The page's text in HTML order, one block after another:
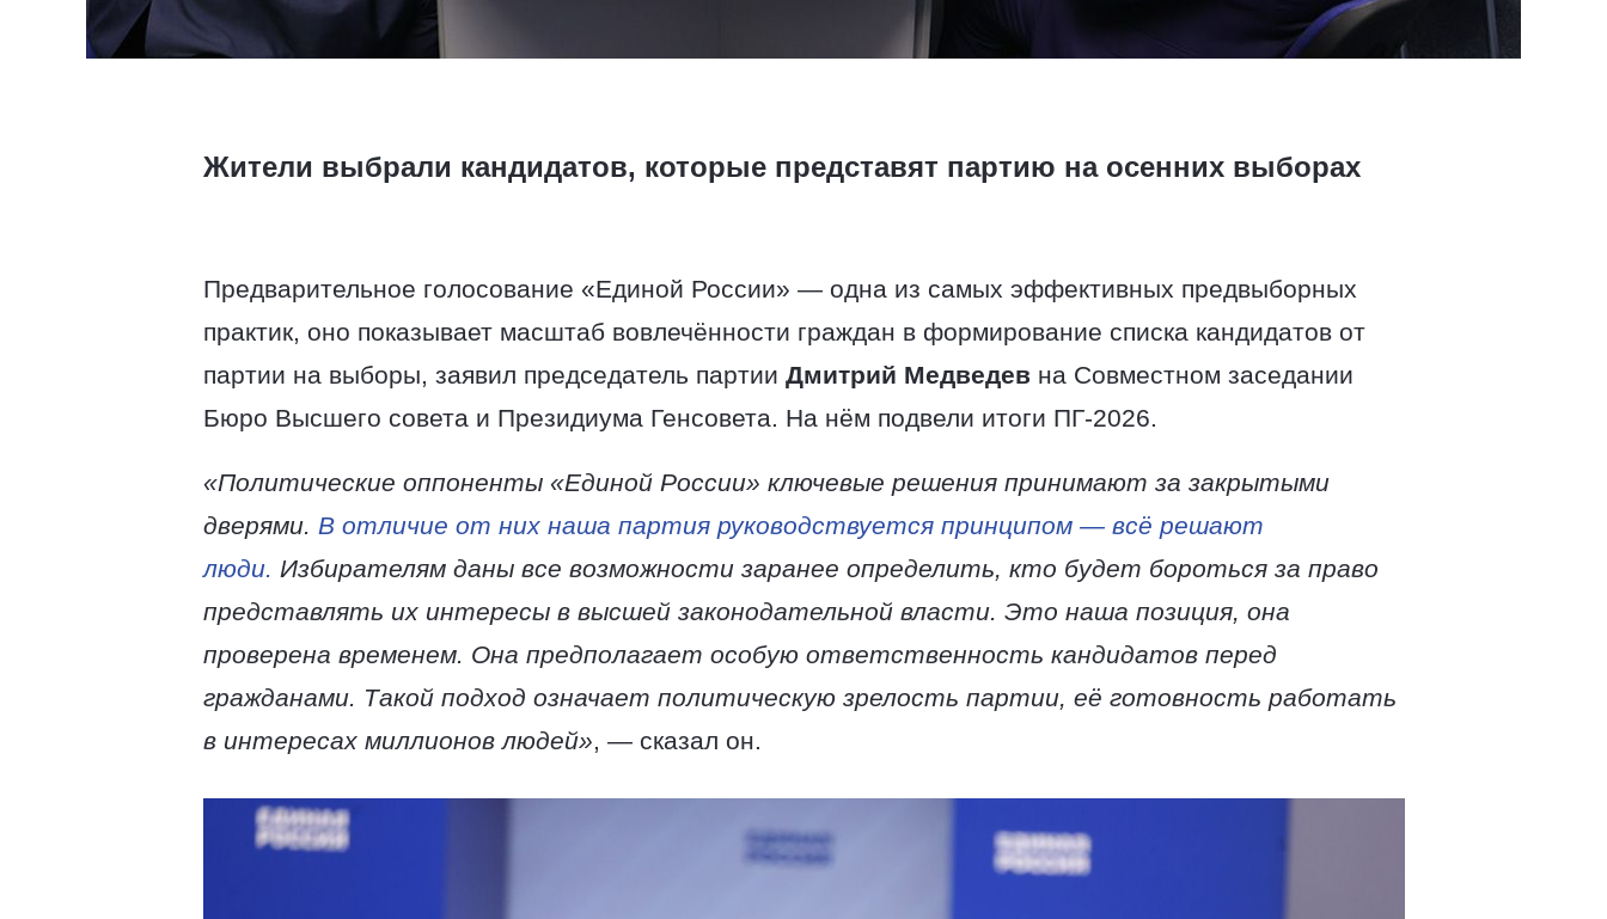
Жители выбрали кандидатов, которые представят партию на осенних выборах
Предварительное голосование «Единой России» — одна из самых эффективных предвыборных
практик, оно показывает масштаб вовлечённости граждан в формирование списка кандидатов от
партии на выборы, заявил председатель партии Дмитрий Медведев на Совместном заседании
Бюро Высшего совета и Президиума Генсовета. На нём подвели итоги ПГ-2026.
«Политические оппоненты «Единой России» ключевые решения принимают за закрытыми
дверями. В отличие от них наша партия руководствуется принципом — всё решают
люди. Избирателям даны все возможности заранее определить, кто будет бороться за право
представлять их интересы в высшей законодательной власти. Это наша позиция, она
проверена временем. Она предполагает особую ответственность кандидатов перед
гражданами. Такой подход означает политическую зрелость партии, её готовность работать
в интересах миллионов людей», — сказал он.